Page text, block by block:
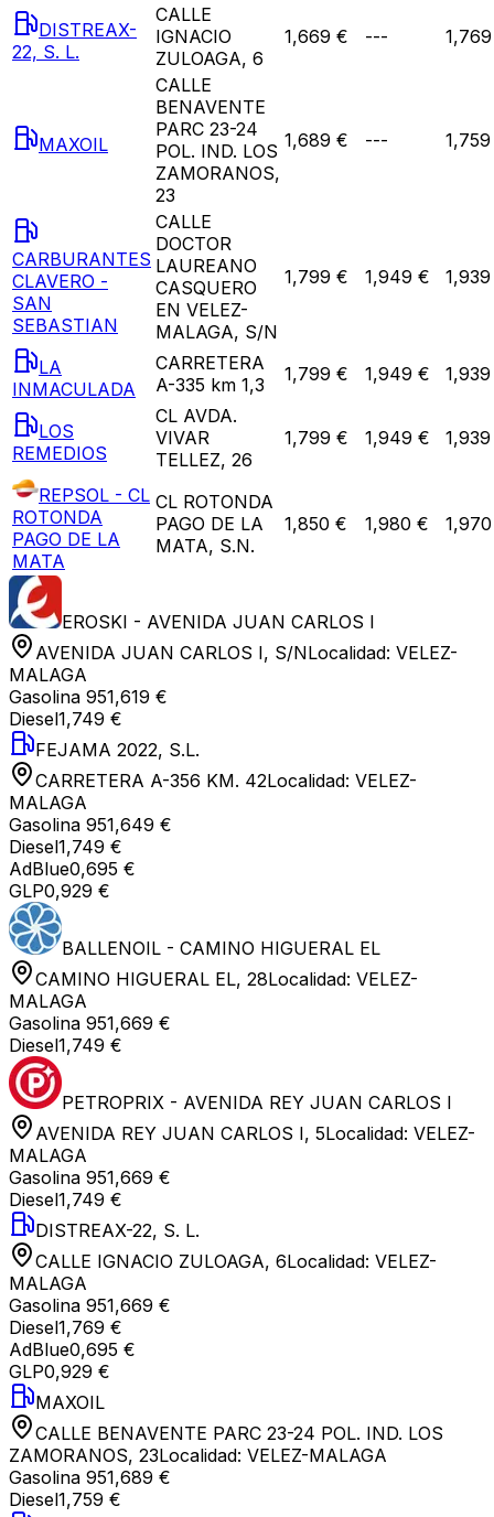
DISTREAX-
22, S. L.
CALLE
IGNACIO
ZULOAGA, 6
1,669 € ---
MAXOIL
CALLE
BENAVENTE
PARC 23-24
POL. IND. LOS
ZAMORANOS,
23
1,689 € ---
CARBURANTES
CLAVERO -
SAN
SEBASTIAN
CALLE
DOCTOR
LAUREANO
CASQUERO
EN VELEZ-
MALAGA, S/N
1,799 € 1,949 €
LA
INMACULADA
CARRETERA
A-335 km 1,3
1,799 € 1,949 €
LOS
REMEDIOS
CL AVDA.
VIVAR
TELLEZ, 26
1,799 € 1,949 €
REPSOL - CL
ROTONDA
PAGO DE LA
MATA
CL ROTONDA
PAGO DE LA
MATA, S.N.
1,850 € 1,980 €
EROSKI - AVENIDA JUAN CARLOS I
AVENIDA JUAN CARLOS I, S/NLocalidad: VELEZ-
MALAGA
Gasolina 951,619 €
Diesel1,749 €
FEJAMA 2022, S.L.
CARRETERA A-356 KM. 42Localidad: VELEZ-
MALAGA
Gasolina 951,649 €
Diesel1,749 €
AdBlue0,695 €
GLP0,929 €
BALLENOIL - CAMINO HIGUERAL EL
CAMINO HIGUERAL EL, 28Localidad: VELEZ-
MALAGA
Gasolina 951,669 €
Diesel1,749 €
PETROPRIX - AVENIDA REY JUAN CARLOS I
AVENIDA REY JUAN CARLOS I, 5Localidad: VELEZ-
MALAGA
Gasolina 951,669 €
Diesel1,749 €
DISTREAX-22, S. L.
CALLE IGNACIO ZULOAGA, 6Localidad: VELEZ-
MALAGA
Gasolina 951,669 €
Diesel1,769 €
AdBlue0,695 €
GLP0,929 €
MAXOIL
CALLE BENAVENTE PARC 23-24 POL. IND. LOS
ZAMORANOS, 23Localidad: VELEZ-MALAGA
Gasolina 951,689 €
Diesel1,759 €